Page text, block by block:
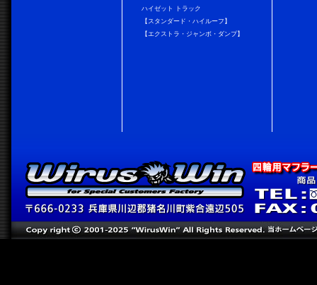
ハイゼット トラック
【スタンダード・ハイルーフ】
【エクストラ・ジャンボ・ダンプ】